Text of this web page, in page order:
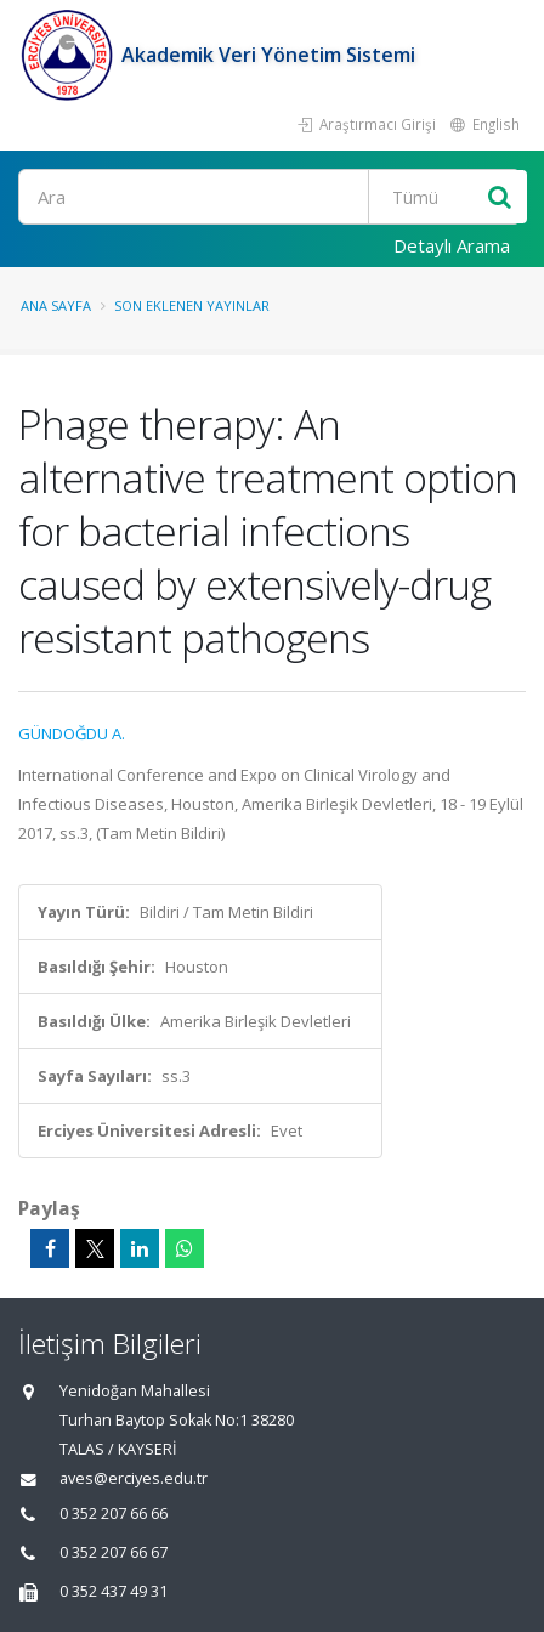
Akademik Veri Yönetim Sistemi
Araştırmacı Girişi English
Ara
Detaylı Arama
ANA SAYFA SON EKLENEN YAYINLAR
Phage therapy: An
alternative treatment option
for bacterial infections
caused by extensively-drug
resistant pathogens
GÜNDOĞDU A.
International Conference and Expo on Clinical Virology and
Infectious Diseases, Houston, Amerika Birleşik Devletleri, 18 - 19 Eylül
2017, ss.3, (Tam Metin Bildiri)
Yayın Türü: Bildiri / Tam Metin Bildiri
Basıldığı Şehir: Houston
Basıldığı Ülke: Amerika Birleşik Devletleri
Sayfa Sayıları: ss.3
Erciyes Üniversitesi Adresli: Evet
Paylaş
İletişim Bilgileri
Yenidoğan Mahallesi
Turhan Baytop Sokak No:1 38280
TALAS / KAYSERİ
aves@erciyes.edu.tr
0 352 207 66 66
0 352 207 66 67
0 352 437 49 31